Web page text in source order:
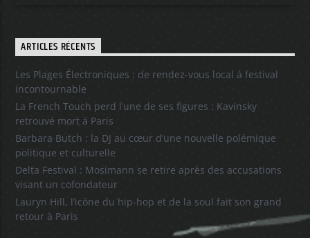
ARTICLES RÉCENTS
Les Plages Électroniques : de rendez-vous local à festival
incontournable
La French Touch perd l’une de ses figures : Kavinsky
retrouvé mort à Paris
Barbara Butch : la DJ au cœur d’une nouvelle polémique
politique et culturelle
Delta Festival : Mosimann se retire après des accusations
visant un cofondateur
Lauryn Hill, l’icône du hip-hop et de la soul fait son grand
retour à Paris